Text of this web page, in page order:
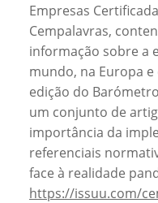
Empresas
Cempalavras,
informação sobre a
mundo, na Europa
edição do
um conjunto de
importância da
referenciais
face à realidade
https://issuu.com/